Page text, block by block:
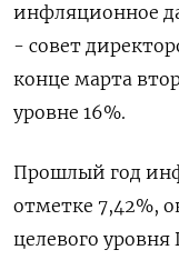
инфляционное
- совет
конце марта
уровне 16%.
Прошлый год
отметке 7,42%,
целевого уровня